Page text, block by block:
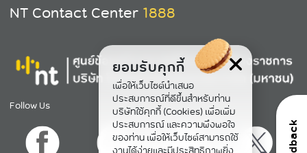
ยอมรับคุกกี้
เพื่อให้เว็บไซต์นำเสนอ
ประสบการณ์ที่ดีขึ้นสำหรับท่าน
บริษัทใช้คุกกี้ (Cookies) เพื่อเพิ่ม
ประสบการณ์ และความพึงพอใจ
ของท่าน เพื่อให้เว็บไซต์สามารถใช้
NT Contact Center 1888
Follow Us